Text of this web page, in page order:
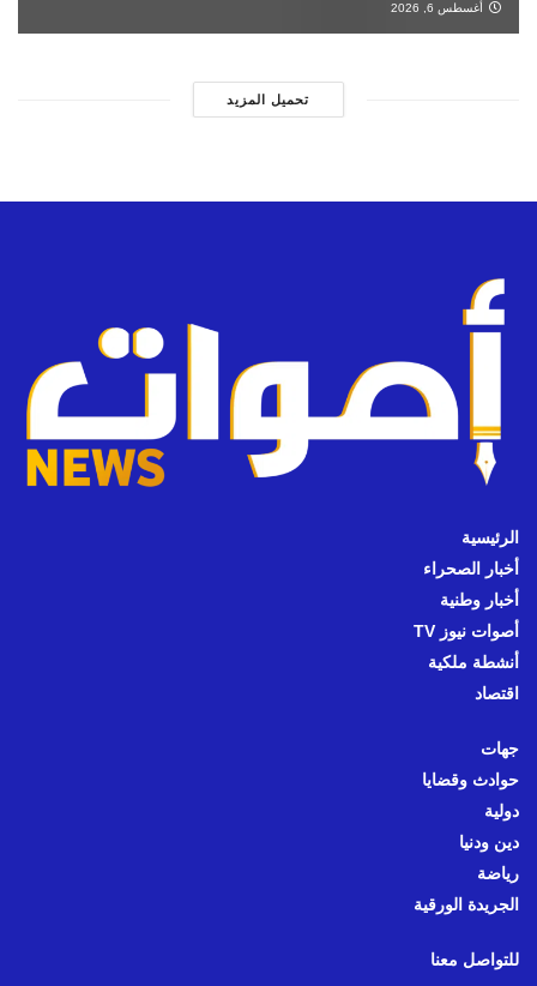
أغسطس 6, 2026
تحميل المزيد
الرئيسية
أخبار الصحراء
أخبار وطنية
أصوات نيوز TV
أنشطة ملكية
اقتصاد
جهات
حوادث وقضايا
دولية
دين ودنيا
رياضة
الجريدة الورقية
للتواصل معنا